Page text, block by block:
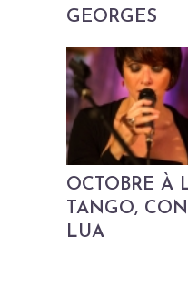
GEORGES
OCTOBRE À
TANGO,
LUA